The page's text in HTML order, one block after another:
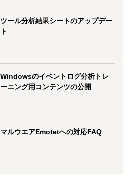
ツール分析結果シートのアップデー
ト
Windowsのイベントログ分析トレ
ーニング用コンテンツの公開
マルウエアEmotetへの対応FAQ